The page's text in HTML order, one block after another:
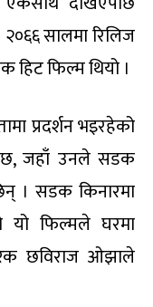
सालमा रिलिज
हिट फिल्म थियो ।
प्रदर्शन भइरहेको
छ, जहाँ उनले सडक
। सडक किनारमा
यो फिल्मले घरमा
छविराज ओझाले